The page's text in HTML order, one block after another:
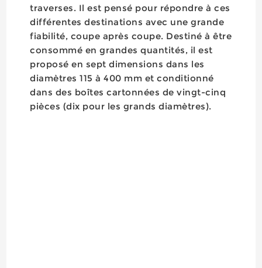
traverses. Il est pensé pour répondre à ces
différentes destinations avec une grande
fiabilité, coupe après coupe. Destiné à être
consommé en grandes quantités, il est
proposé en sept dimensions dans les
diamètres 115 à 400 mm et conditionné
dans des boîtes cartonnées de vingt-cinq
pièces (dix pour les grands diamètres).